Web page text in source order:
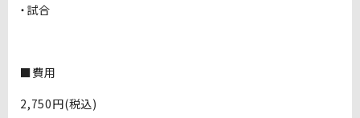
・試合
■費用
2,750円(税込)